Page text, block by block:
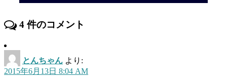
4 件のコメント
とんちゃん より:
2015年6月13日 8:04 AM